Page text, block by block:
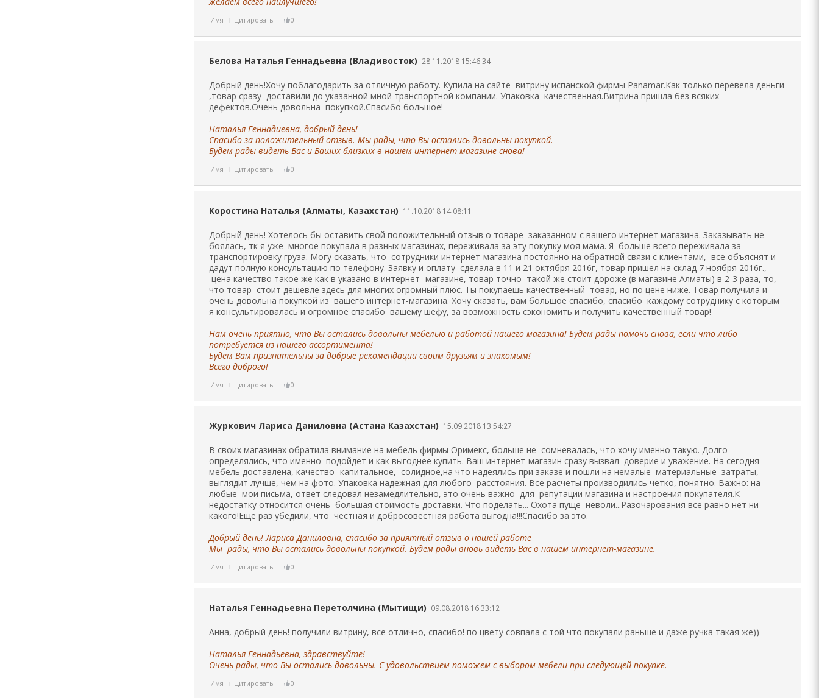
Имя Цитировать 0
Белова Наталья Геннадьевна (Владивосток) 28.11.2018 15:46:34
Добрый день!Хочу поблагодарить за отличную работу. Купила на сайте витрину испанской фирмы Panamar.Как только перевела деньги
,товар сразу доставили до указанной мной транспортной компании. Упаковка качественная.Витрина пришла без всяких
дефектов.Очень довольна покупкой.Спасибо большое!
Наталья Геннадиевна, добрый день!
Спасибо за положительный отзыв. Мы рады, что Вы остались довольны покупкой.
Будем рады видеть Вас и Ваших близких в нашем интернет-магазине снова!
Имя Цитировать 0
Коростина Наталья (Алматы, Казахстан) 11.10.2018 14:08:11
Добрый день! Хотелось бы оставить свой положительный отзыв о товаре заказанном с вашего интернет магазина. Заказывать не
боялась, тк я уже многое покупала в разных магазинах, переживала за эту покупку моя мама. Я больше всего переживала за
транспортировку груза. Могу сказать, что сотрудники интернет-магазина постоянно на обратной связи с клиентами, все объяснят и
дадут полную консультацию по телефону. Заявку и оплату сделала в 11 и 21 октября 2016г, товар пришел на склад 7 ноября 2016г.,
цена качество такое же как в указано в интернет- магазине, товар точно такой же стоит дороже (в магазине Алматы) в 2-3 раза, то,
что товар стоит дешевле здесь для многих огромный плюс. Ты покупаешь качественный товар, но по цене ниже. Товар получила и
очень довольна покупкой из вашего интернет-магазина. Хочу сказать, вам большое спасибо, спасибо каждому сотруднику с которым
я консультировалась и огромное спасибо вашему шефу, за возможность сэкономить и получить качественный товар!
Нам очень приятно, что Вы остались довольны мебелью и работой нашего магазина! Будем рады помочь снова, если что либо
потребуется из нашего ассортимента!
Будем Вам признательны за добрые рекомендации своим друзьям и знакомым!
Всего доброго!
Имя Цитировать 0
Журкович Лариса Даниловна (Астана Казахстан) 15.09.2018 13:54:27
В своих магазинах обратила внимание на мебель фирмы Оримекс, больше не сомневалась, что хочу именно такую. Долго
определялись, что именно подойдет и как выгоднее купить. Ваш интернет-магазин сразу вызвал доверие и уважение. На сегодня
мебель доставлена, качество -капитальное, солидное,на что надеялись при заказе и пошли на немалые материальные затраты,
выглядит лучше, чем на фото. Упаковка надежная для любого расстояния. Все расчеты производились четко, понятно. Важно: на
любые мои письма, ответ следовал незамедлительно, это очень важно для репутации магазина и настроения покупателя.К
недостатку относится очень большая стоимость доставки. Что поделать... Охота пуще неволи...Разочарования все равно нет ни
какого!Еще раз убедили, что честная и добросовестная работа выгодна!!!Спасибо за это.
Добрый день! Лариса Даниловна, спасибо за приятный отзыв о нашей работе
Мы рады, что Вы остались довольны покупкой. Будем рады вновь видеть Вас в нашем интернет-магазине.
Имя Цитировать 0
Наталья Геннадьевна Перетолчина (Мытищи) 09.08.2018 16:33:12
Анна, добрый день! получили витрину, все отлично, спасибо! по цвету совпала с той что покупали раньше и даже ручка такая же))
Наталья Геннадьевна, здравствуйте!
Очень рады, что Вы остались довольны. С удовольствием поможем с выбором мебели при следующей покупке.
Имя Цитировать 0